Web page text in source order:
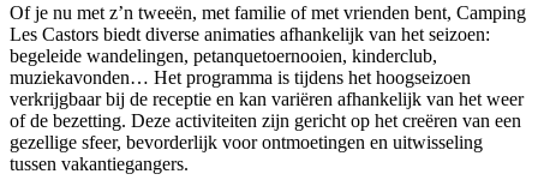
Of je nu met z’n tweeën, met familie of met vrienden bent, Camping
Les Castors biedt diverse animaties afhankelijk van het seizoen:
begeleide wandelingen, petanquetoernooien, kinderclub,
muziekavonden… Het programma is tijdens het hoogseizoen
verkrijgbaar bij de receptie en kan variëren afhankelijk van het weer
of de bezetting. Deze activiteiten zijn gericht op het creëren van een
gezellige sfeer, bevorderlijk voor ontmoetingen en uitwisseling
tussen vakantiegangers.